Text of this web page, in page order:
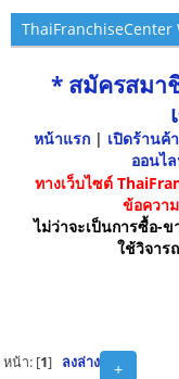
* สมัครสมา
หน้าแรก | เปิดร้านค้
ออนไ
ทางเว็บไซต์
ข้อควา
ไม่ว่าจะเป็นการซื้อ-
ใช้วิจาร
+
หน้า: [1] ลงล่าง